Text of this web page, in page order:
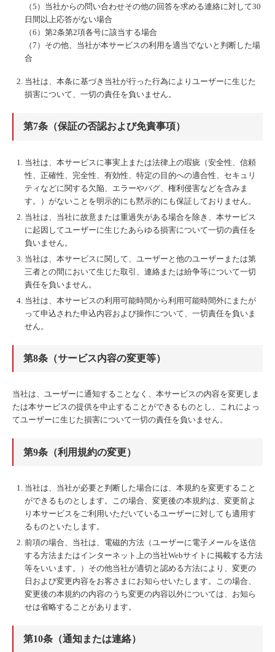
（5）当社からの問い合わせその他の回答を求める連絡に対して30
日間以上応答がない場合
（6）第2条第2項各号に該当する場合
（7）その他、当社が本サービスの利用を適当でないと判断した場
合
当社は、本条に基づき当社が行った行為によりユーザーに生じた
損害について、一切の責任を負いません。
第7条（保証の否認および免責事項）
当社は、本サービスに事実上または法律上の瑕疵（安全性、信頼
性、正確性、完全性、有効性、特定の目的への適合性、セキュリ
ティなどに関する欠陥、エラーやバグ、権利侵害などを含みま
す。）がないことを明示的にも黙示的にも保証しておりません。
当社は、当社に故意または重過失がある場合を除き、本サービス
に起因してユーザーに生じたあらゆる損害について一切の責任を
負いません。
当社は、本サービスに関して、ユーザーと他のユーザーまたは第
三者との間において生じた取引、連絡または紛争等について一切
責任を負いません。
当社は、本サービスの利用可能時間から利用可能時間外にまたが
って申込された申込内容および操作について、一切責任を負いま
せん。
第8条（サービス内容の変更等）
当社は、ユーザーに通知することなく、本サービスの内容を変更しま
たは本サービスの提供を中止することができるものとし、これによっ
てユーザーに生じた損害について一切の責任を負いません。
第9条（利用規約の変更）
当社は、当社が必要と判断した場合には、本規約を変更すること
ができるものとします。この場合、変更後の本規約は、変更前よ
り本サービスをご利用いただいているユーザーに対しても適用す
るものといたします。
前項の場合、当社は、電磁的方法（ユーザーに電子メールを送信
する方法またはインターネット上の当社Webサイトに掲載する方法
等をいいます。）その他当社が適切と認める方法により、変更の
日および変更内容をお客さまにお知らせいたします。この場合、
変更後の本規約の内容のうち変更の内容以外については、お知ら
せは省略することがあります。
第10条（通知または連絡）